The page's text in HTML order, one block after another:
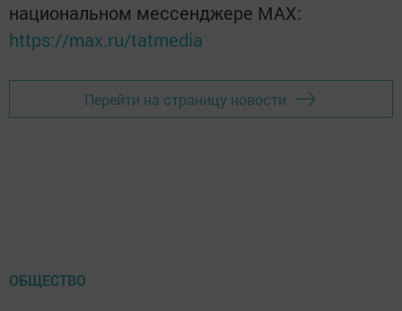
национальном мессенджере MАХ:
https://max.ru/tatmedia
Перейти на страницу новости
ОБЩЕСТВО